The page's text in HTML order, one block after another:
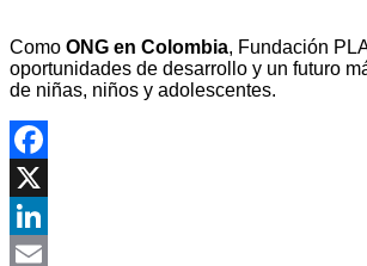
Como ONG en Colombia, Fundación
oportunidades de desarrollo y un futuro
de niñas, niños y adolescentes.
Facebook
X
LinkedIn